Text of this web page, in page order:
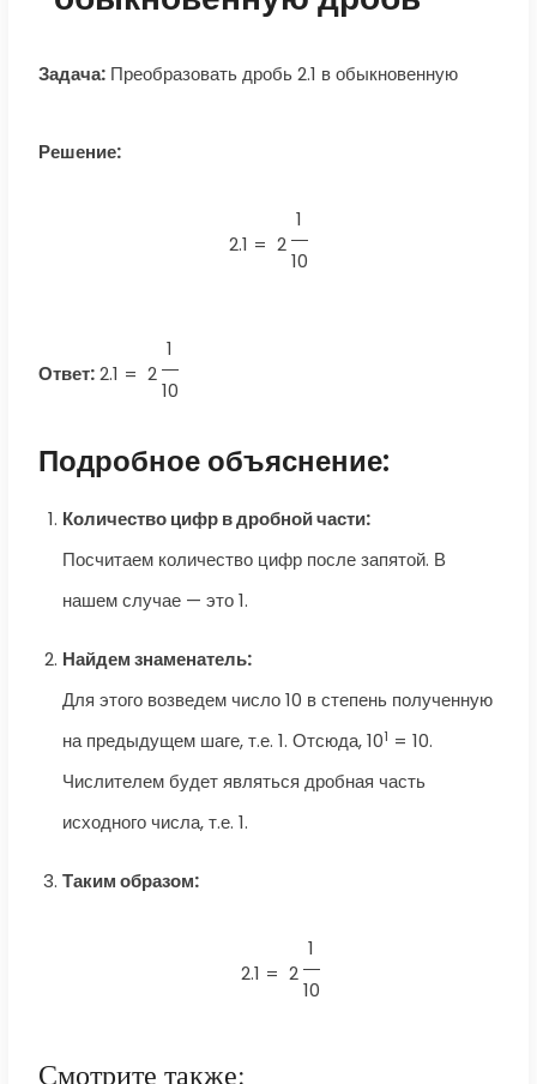
Задача:Преобразовать дробь 2.1 в обыкновенную
Решение:
2.1 = 2
1
10
Ответ: 2.1 = 2
1
10
Подробное объяснение:
Количество цифр в дробной части:
Посчитаем количество цифр после запятой. В
нашем случае — это 1.
Найдем знаменатель:
Для этого возведем число 10 в степень полученную
на предыдущем шаге, т.е. 1. Отсюда, 101 = 10.
Числителем будет являться дробная часть
исходного числа, т.е. 1.
Таким образом:
2.1 = 2
1
10
Смотрите также: